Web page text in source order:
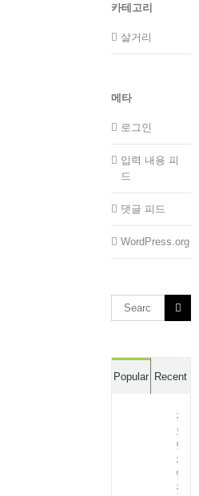
카테고리
살거리
메타
로그인
입력 내용 피
드
댓글 피드
WordPress.org
Search
for:
Popular Recent
전
도
멸
치
액
젓